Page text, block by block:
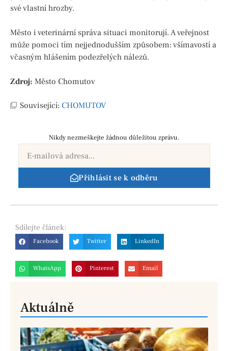
své vlastní hrozby.
Město i veterinární správa situaci monitorují. A veřejnost
může pomoci tím nejjednodušším způsobem: všímavostí a
včasným hlášením podezřelých nálezů.
Zdroj: Město Chomutov
Související: CHOMUTOV
Nikdy nezmeškejte žádnou důležitou zprávu.
Přihlásit se k odběru
Sdílejte článek:
Facebook Twitter LinkedIn
WhatsApp Pinterest Email
Aktuálně